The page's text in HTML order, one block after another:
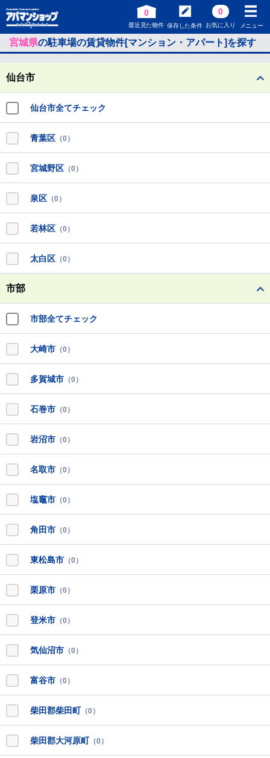
0
最近見た物件 保存した条件
0
お気に入り メニュー
宮城県の駐車場の賃貸物件[マンション・アパート]を探す
仙台市
仙台市全てチェック
青葉区 （0）
宮城野区 （0）
泉区 （0）
若林区 （0）
太白区 （0）
市部
市部全てチェック
大崎市 （0）
多賀城市 （0）
石巻市 （0）
岩沼市 （0）
名取市 （0）
塩竈市 （0）
角田市 （0）
東松島市 （0）
栗原市 （0）
登米市 （0）
気仙沼市 （0）
富谷市 （0）
柴田郡柴田町 （0）
柴田郡大河原町 （0）